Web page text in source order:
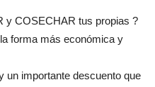
y COSECHAR tus propias ?
forma más económica y
un importante descuento que